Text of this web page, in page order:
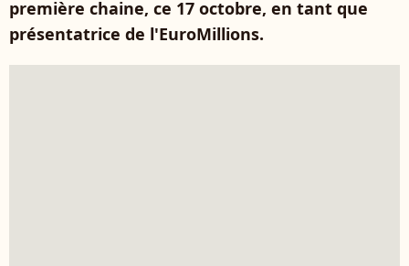
première chaine, ce 17 octobre, en tant que
présentatrice de l'EuroMillions.